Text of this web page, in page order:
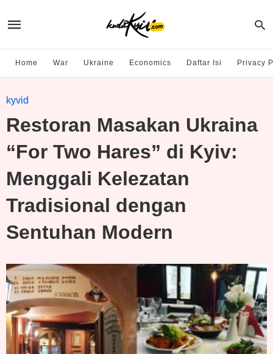
Home War Ukraine Economics Daftar Isi Privacy
kyvid
Restoran Masakan Ukraina
“For Two Hares” di Kyiv:
Menggali Kelezatan
Tradisional dengan
Sentuhan Modern